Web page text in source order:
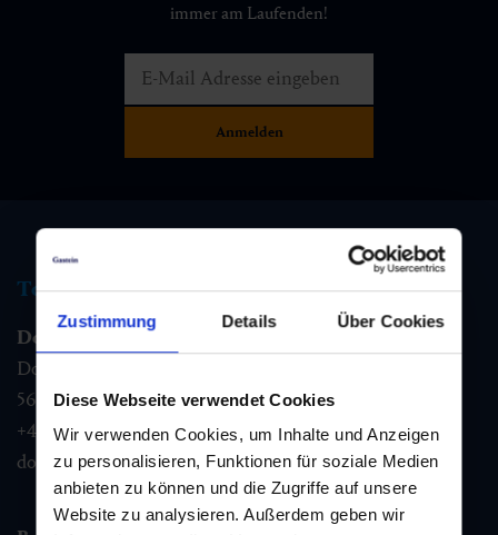
Zustimmung Details Über Cookies
Diese Webseite verwendet Cookies
Wir verwenden Cookies, um Inhalte und Anzeigen
zu personalisieren, Funktionen für soziale Medien
anbieten zu können und die Zugriffe auf unsere
Website zu analysieren. Außerdem geben wir
immer am Laufenden!
Tourismus Information
Dorfgastein
Dorfstraße 1,
5632 Dorfgastein
+43 6432 3393 460
dorfgastein@gastein.com